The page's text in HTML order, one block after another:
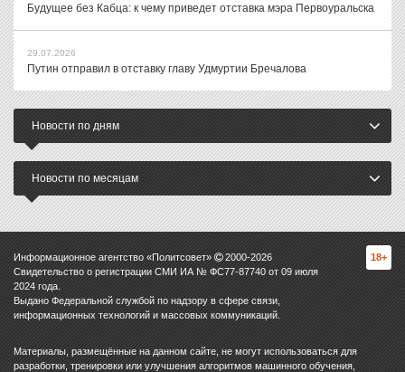
Будущее без Кабца: к чему приведет отставка мэра Первоуральска
29.07.2026
Путин отправил в отставку главу Удмуртии Бречалова
Новости по дням
Новости по месяцам
Информационное агентство «Политсовет» 2000-2026
Свидетельство о регистрации СМИ ИА № ФС77-87740 от 09 июля
2024 года.
Выдано Федеральной службой по надзору в сфере связи,
информационных технологий и массовых коммуникаций.
18+
Материалы, размещённые на данном сайте, не могут использоваться для
разработки, тренировки или улучшения алгоритмов машинного обучения,